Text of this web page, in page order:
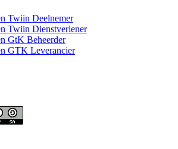
Twiin Deelnemer
Twiin Dienstverlener
GtK Beheerder
GTK Leverancier